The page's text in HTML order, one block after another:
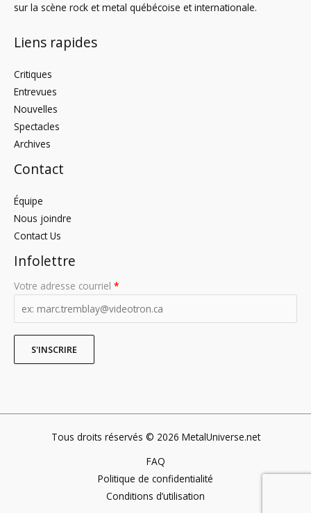
sur la scène rock et metal québécoise et internationale.
Liens rapides
Critiques
Entrevues
Nouvelles
Spectacles
Archives
Contact
Équipe
Nous joindre
Contact Us
Infolettre
Votre adresse courriel *
Tous droits réservés © 2026 MetalUniverse.net
FAQ
Politique de confidentialité
Conditions d’utilisation